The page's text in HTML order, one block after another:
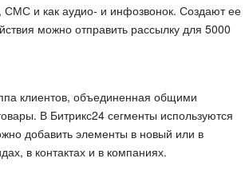
СМС и как аудио- и инфозвонок. Создают ее
можно отправить рассылку для 5000
клиентов, объединенная общими
В Битрикс24 сегменты используются
добавить элементы в новый или в
в контактах и в компаниях.